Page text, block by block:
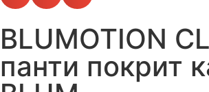
BLUMOTION
панти покрит